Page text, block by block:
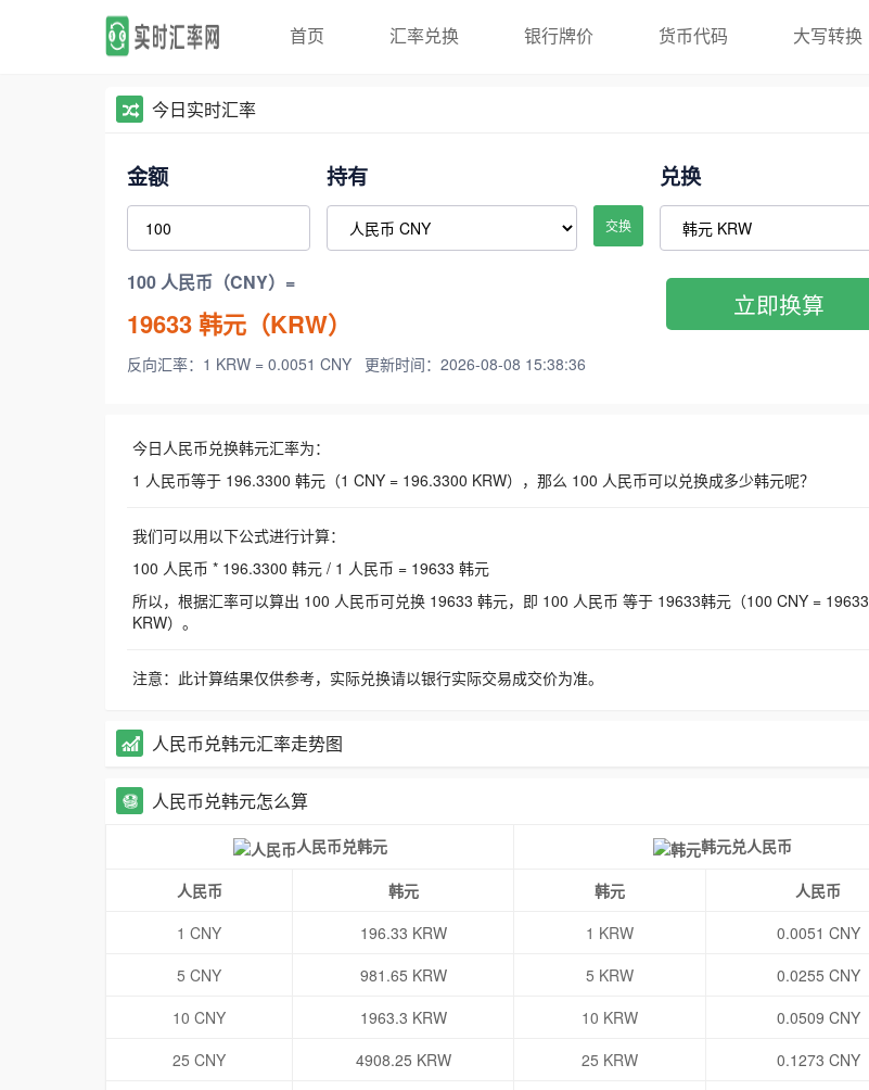
首页 汇率兑换 银行牌价 货币代码 大写转换
今日实时汇率
金额 持有
交换
兑换
100 人民币（CNY）=
19633韩元（KRW）
反向汇率：1 KRW = 0.0051 CNY 更新时间：2026-08-08 15:38:36
立即换算
今日人民币兑换韩元汇率为：
1 人民币等于 196.3300 韩元（1 CNY = 196.3300 KRW），那么 100 人民币可以兑换成多少韩元呢？
我们可以用以下公式进行计算：
100 人民币 * 196.3300 韩元 / 1 人民币 = 19633 韩元
所以，根据汇率可以算出 100 人民币可兑换 19633 韩元，即 100 人民币 等于 19633韩元（100 CNY = 19633
KRW）。
注意：此计算结果仅供参考，实际兑换请以银行实际交易成交价为准。
人民币兑韩元汇率走势图
人民币兑韩元怎么算
人民币兑韩元 韩元兑人民币
人民币 韩元 韩元
人民币
1 CNY
196.33 KRW 1 KRW
0.0051 CNY
5 CNY
981.65 KRW 5 KRW
0.0255 CNY
10 CNY
1963.3 KRW 10 KRW
0.0509 CNY
25 CNY
4908.25 KRW 25 KRW
0.1273 CNY